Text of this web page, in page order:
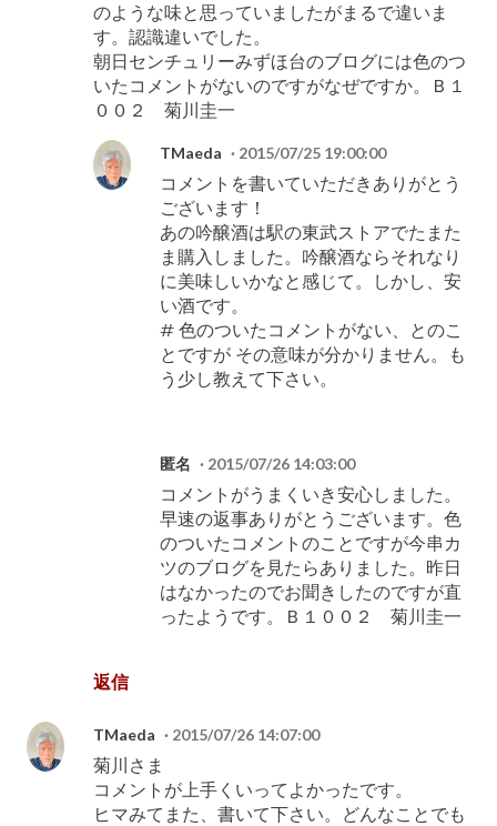
のような味と思っていましたがまるで違いま
す。認識違いでした。
朝日センチュリーみずほ台のブログには色のつ
いたコメントがないのですがなぜですか。Ｂ１
００２ 菊川圭一
返信
TMaeda 2015/07/25 19:00:00
コメントを書いていただきありがとう
ございます！
あの吟醸酒は駅の東武ストアでたまた
ま購入しました。吟醸酒ならそれなり
に美味しいかなと感じて。しかし、安
い酒です。
# 色のついたコメントがない、とのこ
とですが その意味が分かりません。も
う少し教えて下さい。
匿名 2015/07/26 14:03:00
コメントがうまくいき安心しました。
早速の返事ありがとうございます。色
のついたコメントのことですが今串カ
ツのブログを見たらありました。昨日
はなかったのでお聞きしたのですが直
ったようです。Ｂ１００２ 菊川圭一
TMaeda 2015/07/26 14:07:00
菊川さま
コメントが上手くいってよかったです。
ヒマみてまた、書いて下さい。どんなことでも